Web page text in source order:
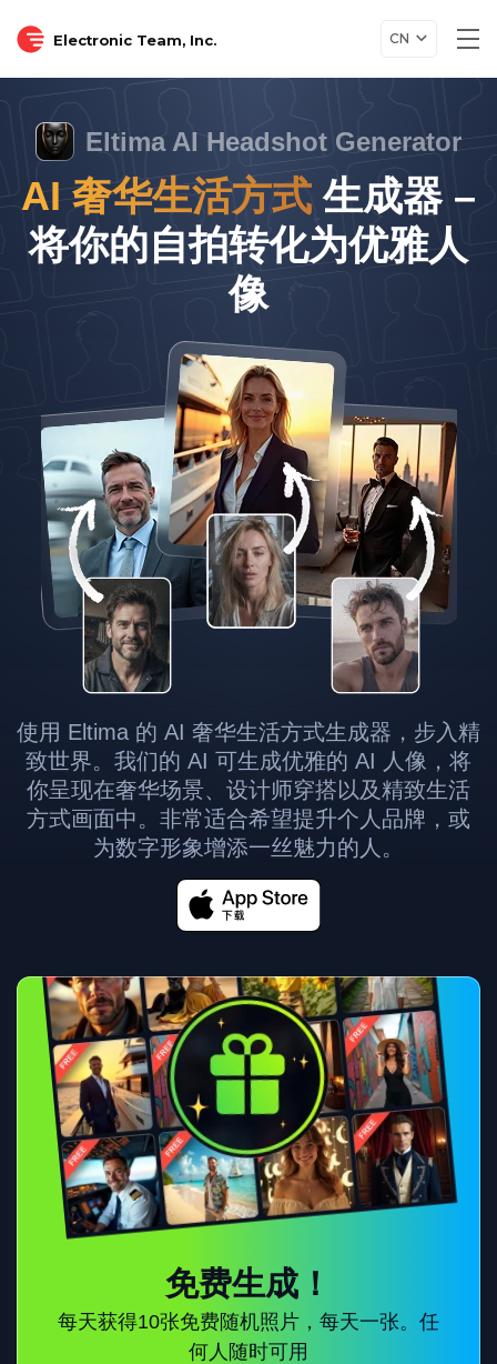
Electronic Team, Inc. CN
Eltima AI Headshot Generator
AI 奢华生活方式 生成器 –
将你的自拍转化为优雅人
像
使用 Eltima 的 AI 奢华生活方式生成器，步入精
致世界。我们的 AI 可生成优雅的 AI 人像，将
你呈现在奢华场景、设计师穿搭以及精致生活
方式画面中。非常适合希望提升个人品牌，或
为数字形象增添一丝魅力的人。
免费生成！
每天获得10张免费随机照片，每天一张。任
何人随时可用